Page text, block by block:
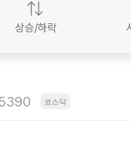
상승/하락
코스닥